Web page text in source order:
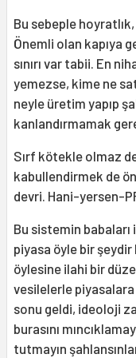
Bu sebeple
Önemli olan kapıya
sınırı var tabii. En
yemezse, kime ne
neyle üretim yapıp
kanlandırmamak
Sırf kötekle olmaz
kabullendirmek de
devri. Hani-yersen-
Bu sistemin
piyasa öyle bir
öylesine ilahi bir
vesilelerle
sonu geldi, ideoloji
burasını
tutmayın